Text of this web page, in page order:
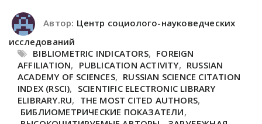
Автор: Центр социолого-науковедческих
исследований
BIBLIOMETRIC INDICATORS, FOREIGN
AFFILIATION, PUBLICATION ACTIVITY, RUSSIAN
ACADEMY OF SCIENCES, RUSSIAN SCIENCE CITATION
INDEX (RSCI), SCIENTIFIC ELECTRONIC LIBRARY
ELIBRARY.RU, THE MOST CITED AUTHORS,
БИБЛИОМЕТРИЧЕСКИЕ ПОКАЗАТЕЛИ,